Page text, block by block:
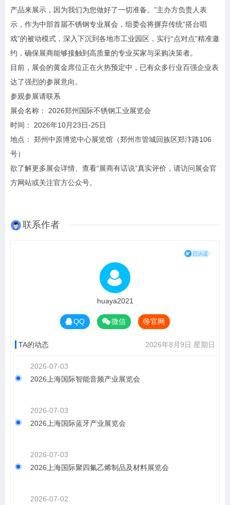
产品来展示，因为我们为您做好了一切准备。”主办方负责人表
示，作为中部首届不锈钢专业展会，组委会将摒弃传统“搭台唱
戏”的被动模式，深入下沉到各地市工业园区，实行“点对点”精准邀
约，确保展商能够接触到高质量的专业买家与采购决策者。
目前，展会的黄金席位正在火热预定中，已有众多行业百强企业表
达了强烈的参展意向。
参观参展请联系
展会名称： 2026郑州国际不锈钢工业展览会
时间： 2026年10月23日-25日
地点： 郑州中原博览中心展览馆（郑州市管城回族区郑汴路106
号）
欲了解更多展会详情、查看“展商有话说”真实评价，请访问展会官
方网站或关注官方公众号。
联系作者
huaya2021
QQ 微信 官网
TA的动态 2026年8月9日 星期日
2026-07-03
2026上海国际智能音频产业展览会
2026-07-03
2026上海国际蓝牙产业展览会
2026-07-03
2026上海国际聚四氟乙烯制品及材料展览会
2026-07-02